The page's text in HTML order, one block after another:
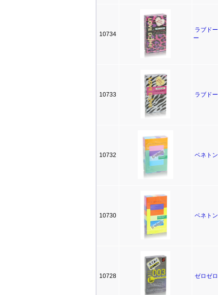
10734
ラブド
ー
10733 ラブド
10732 ベネト
10730 ベネト
10728 ゼロゼ